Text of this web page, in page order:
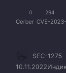
0 294
Cerber CVE-
SEC-1275
10.11.2022